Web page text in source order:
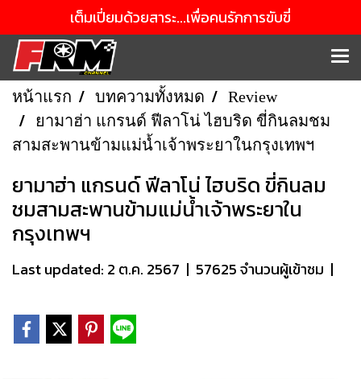
เต็มเปี่ยมด้วยสาระ...เพื่อคนรักการขับขี่
หน้าแรก บทความทั้งหมด
Review
ยามาฮ่า แกรนด์ ฟีลาโน่ ไฮบริด ขี่กินลมชม
สามสะพานข้ามแม่น้ำเจ้าพระยาในกรุงเทพฯ
ยามาฮ่า แกรนด์ ฟีลาโน่ ไฮบริด ขี่กินลม
ชมสามสะพานข้ามแม่น้ำเจ้าพระยาใน
กรุงเทพฯ
Last updated: 2 ต.ค. 2567 | 57625 จำนวนผู้เข้าชม |